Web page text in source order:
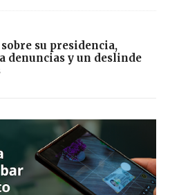
su presidencia,
denuncias y un deslinde